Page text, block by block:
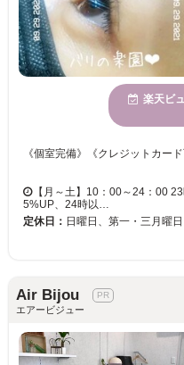
楽天ビ
【月～土】10：00～24：00
5%UP、24時以…
定休日： 日曜日、第一・三月曜日
Air Bijou
エアービジュー